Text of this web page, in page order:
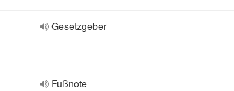
Gesetzgeber
Fußnote